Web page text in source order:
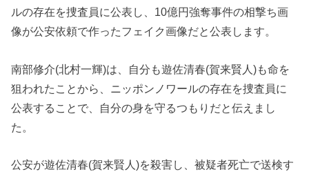
ルの存在を捜査員に公表し、10億円強奪事件の相撃ち画
像が公安依頼で作ったフェイク画像だと公表します。
南部修介(北村一輝)は、自分も遊佐清春(賀来賢人)も命を
狙われたことから、ニッポンノワールの存在を捜査員に
公表することで、自分の身を守るつもりだと伝えまし
た。
公安が遊佐清春(賀来賢人)を殺害し、被疑者死亡で送検す